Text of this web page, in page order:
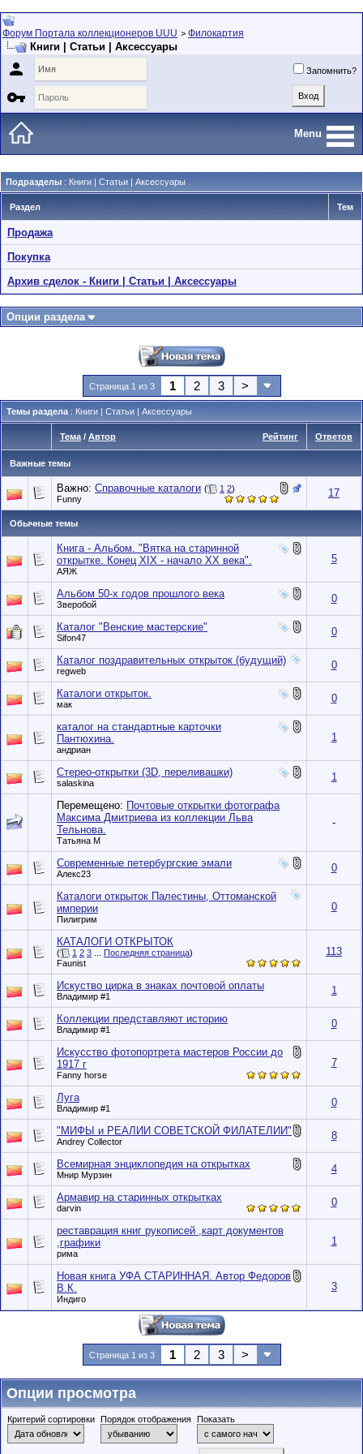
Форум Портала коллекционеров UUU > Филокартия
Книги | Статьи | Аксессуары
 Запомнить?

Menu
Подразделы : Книги | Статьи | Аксессуары
Раздел Тем
Продажа
Покупка
Архив сделок - Книги | Статьи | Аксессуары
Опции раздела
Страница 1 из 3 1 2 3 >
Темы раздела : Книги | Статьи | Аксессуары
Рейтинг
Тема / Автор Ответов
Важные темы
Важно: Справочные каталоги ( 1 2)
Funny
17
Обычные темы
Книга - Альбом. "Вятка на старинной
открытке. Конец ХIХ - начало XX века".
АЯЖ
5
Альбом 50-х годов прошлого века
Зверобой 0
Каталог "Венские мастерские"
Sifon47 0
Каталог поздравительных открыток (будущий)
regweb 0
Каталоги открыток.
мак 0
каталог на стандартные карточки
Пантюхина.
андриан
1
Стерео-открытки (3D, переливашки)
salaskina 1
Перемещено: Почтовые открытки фотографа
Максима Дмитриева из коллекции Льва
Тельнова.
Татьяна М
-
Современные петербургские эмали
Алекс23 0
Каталоги открыток Палестины, Оттоманской
империи
Пилигрим
0
КАТАЛОГИ ОТКРЫТОК
( 1 2 3 Последняя страница)
Faunist
113
Искуство цирка в знаках почтовой оплаты
Влaдимир #1 1
Коллекции представляют историю
Влaдимир #1 0
Искусство фотопортрета мастеров России до
1917 г
Fanny horse
7
Луга
Влaдимир #1 0
"МИФЫ и РЕАЛИИ СОВЕТСКОЙ ФИЛАТЕЛИИ"
Andrey Collector 8
Всемирная энциклопедия на открытках
Мнир Мурзин 4
Армавир на старинных открытках
darvin 0
реставрация книг рукописей ,карт документов
,графики
рима
1
Новая книга УФА СТАРИННАЯ. Автор Федоров
В.К.
Индиго
3
Страница 1 из 3 1 2 3 >
Опции просмотра
Критерий сортировки Порядок отображения Показать